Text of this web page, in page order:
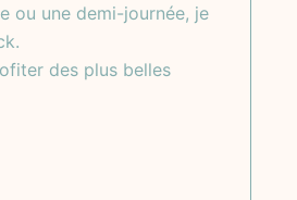
ou une demi-journée, je
des plus belles